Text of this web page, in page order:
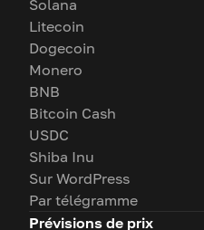
Solana
Litecoin
Dogecoin
Monero
BNB
Bitcoin Cash
USDC
Shiba Inu
Sur WordPress
Par télégramme
Prévisions de prix